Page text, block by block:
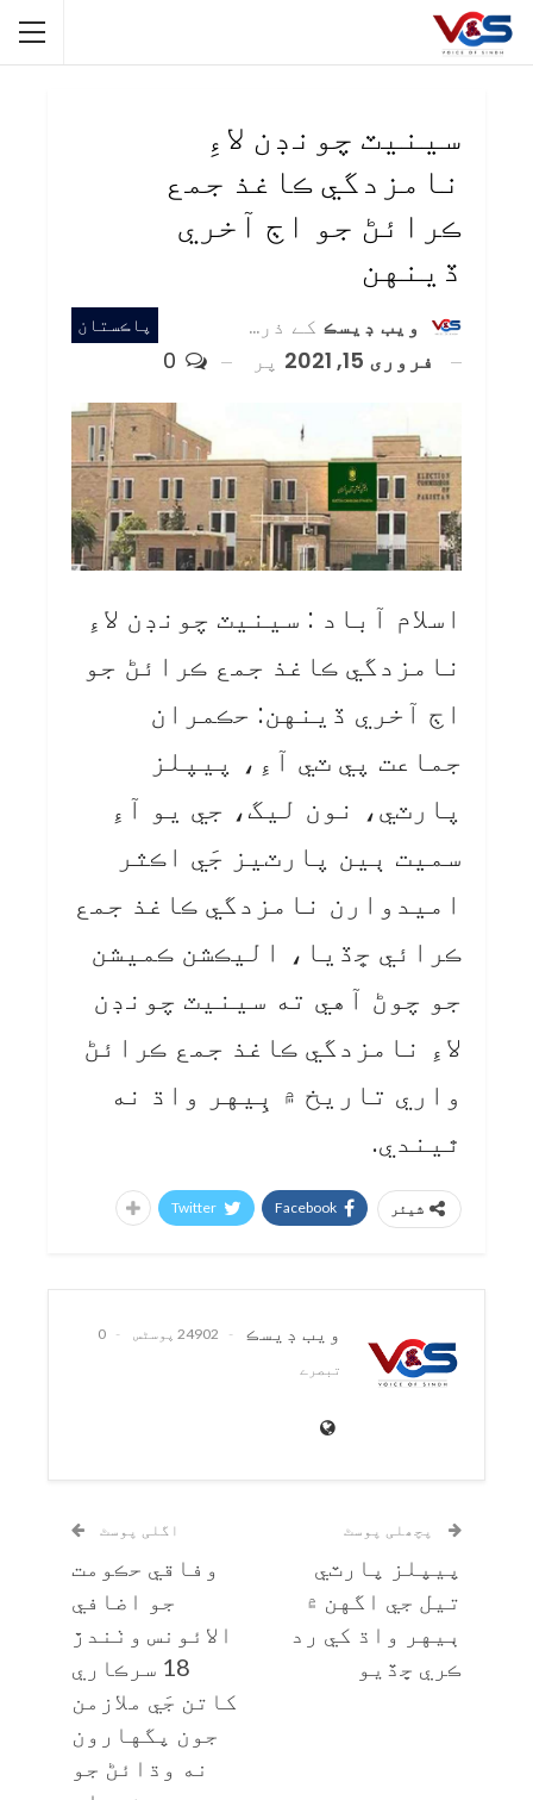
سينيٽ چونڊن لاءِ
نامزدگي ڪاغذ جمع
ڪرائڻ جو اڄ آخري
ڏينهن
پاڪستان ويب ڊيسڪ کے ذریعہ
فروری 15, 2021
پر
اسلام آباد : سينيٽ چونڊن لاءِ
نامزدگي ڪاغذ جمع ڪرائڻ جو
اڄ آخري ڏينهن: حڪمران
جماعت پي ٽي آءِ، پيپلز
پارٽي، نون ليگ، جي يو آءِ
سميت ٻين پارٽيز جَي اڪثر
اميدوارن نامزدگي ڪاغذ جمع
ڪرائي ڇڏيا، اليڪشن ڪميشن
جو چوڻ آهي ته سينيٽ چونڊن
لاءِ نامزدگي ڪاغذ جمع ڪرائڻ
واري تاريخ ۾ ٻِيهر واڌ نه
ٿيندي.
شیئر Facebook
Twitter
ويب ڊيسڪ 24902 پوسٹس
0
تبصرے
پچھلی پوسٹ
پيپلز پارٽي
تيل جي اگهن ۾
ٻيهر واڌ کي رد
ڪري ڇڏيو
اگلی پوسٹ
وفاقي حڪومت
جو اضافي
الائونس وٺندڙ
18 سرڪاري
کاتن جَي ملازمن
جون پگهارون
نه وڌائڻ جو